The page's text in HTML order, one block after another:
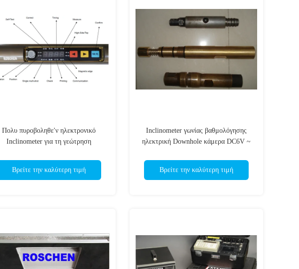
Πολυ πυροβοληθε'ν ηλεκτρονικό
Inclinometer για τη γεώτρηση
Βρείτε την καλύτερη τιμή
Inclinometer γωνίας βαθμολόγησης
ηλεκτρική Downhole κάμερα DC6V ~
Βρείτε την καλύτερη τιμή